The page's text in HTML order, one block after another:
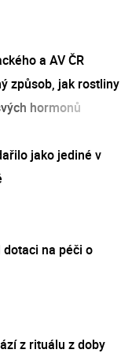
a AV ČR
způsob, jak rostliny
hormonů
jako jediné v
na péči o
z rituálu z doby